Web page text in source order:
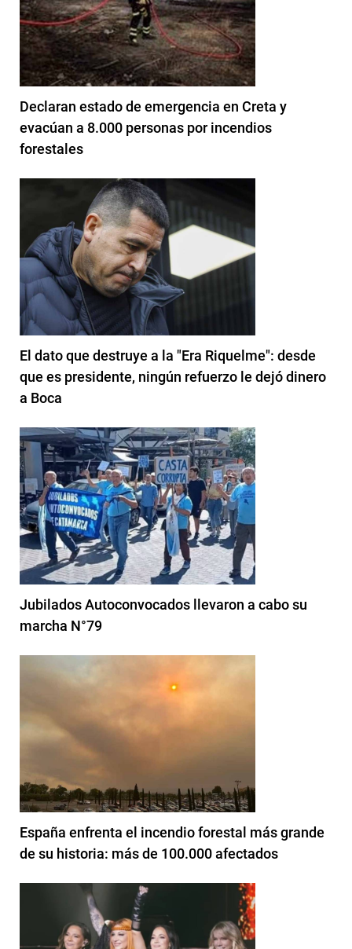
Declaran estado de emergencia en Creta y
evacúan a 8.000 personas por incendios
forestales
El dato que destruye a la "Era Riquelme": desde
que es presidente, ningún refuerzo le dejó dinero
a Boca
Jubilados Autoconvocados llevaron a cabo su
marcha N°79
España enfrenta el incendio forestal más grande
de su historia: más de 100.000 afectados